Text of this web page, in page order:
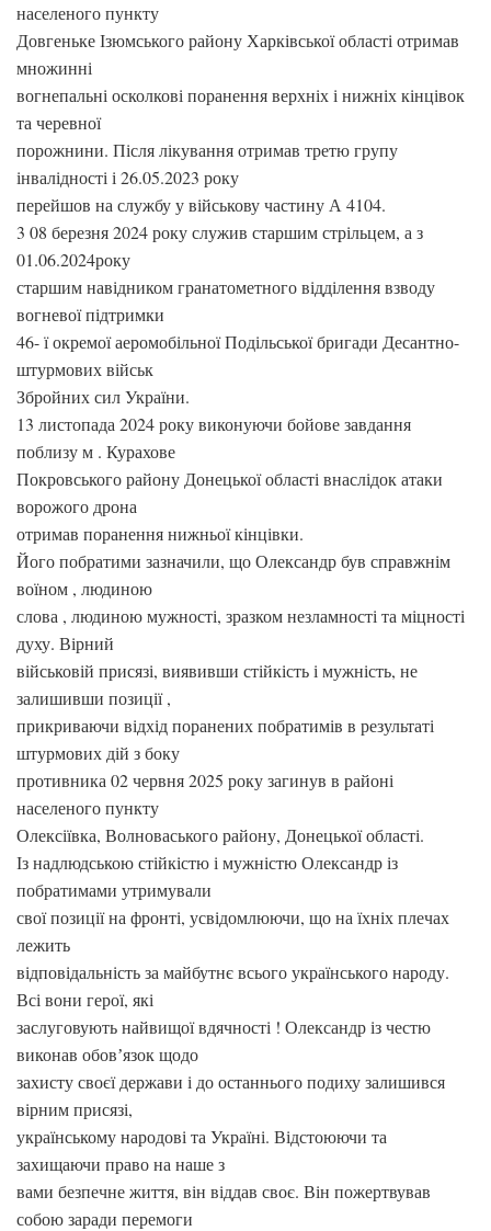
населеного пункту
Довгеньке Ізюмського району Харківської області отримав
множинні
вогнепальні осколкові поранення верхніх і нижніх кінцівок
та черевної
порожнини. Після лікування отримав третю групу
інвалідності і 26.05.2023 року
перейшов на службу у військову частину А 4104.
3 08 березня 2024 року служив старшим стрільцем, а з
01.06.2024року
старшим навідником гранатометного відділення взводу
вогневої підтримки
46- ї окремої аеромобільної Подільської бригади Десантно-
штурмових військ
Збройних сил України.
13 листопада 2024 року виконуючи бойове завдання
поблизу м . Курахове
Покровського району Донецької області внаслідок атаки
ворожого дрона
отримав поранення нижньої кінцівки.
Його побратими зазначили, що Олександр був справжнім
воїном , людиною
слова , людиною мужності, зразком незламності та міцності
духу. Вірний
військовій присязі, виявивши стійкість і мужність, не
залишивши позиції ,
прикриваючи відхід поранених побратимів в результаті
штурмових дій з боку
противника 02 червня 2025 року загинув в районі
населеного пункту
Олексіївка, Волноваського району, Донецької області.
Із надлюдською стійкістю і мужністю Олександр із
побратимами утримували
свої позиції на фронті, усвідомлюючи, що на їхніх плечах
лежить
відповідальність за майбутнє всього українського народу.
Всі вони герої, які
заслуговують найвищої вдячності ! Олександр із честю
виконав обовʼязок щодо
захисту своєї держави і до останнього подиху залишився
вірним присязі,
українському народові та Україні. Відстоюючи та
захищаючи право на наше з
вами безпечне життя, він віддав своє. Він пожертвував
собою заради перемоги